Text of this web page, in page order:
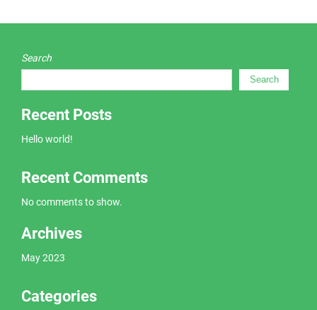
Search
Search
Recent Posts
Hello world!
Recent Comments
No comments to show.
Archives
May 2023
Categories